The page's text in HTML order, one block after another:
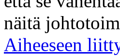
näitä
Aiheeseen